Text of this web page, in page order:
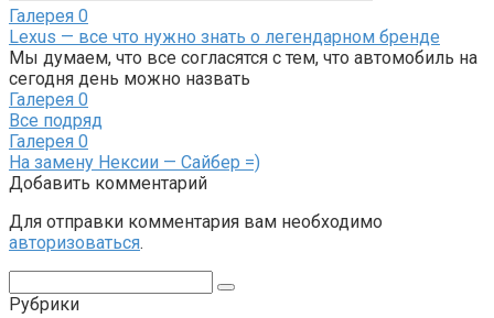
Галерея 0
Lexus — все что нужно знать о легендарном бренде
Мы думаем, что все согласятся с тем, что автомобиль на
сегодня день можно назвать
Галерея 0
Все подряд
Галерея 0
На замену Нексии — Сайбер =)
Добавить комментарий
Для отправки комментария вам необходимо
авторизоваться.
Рубрики